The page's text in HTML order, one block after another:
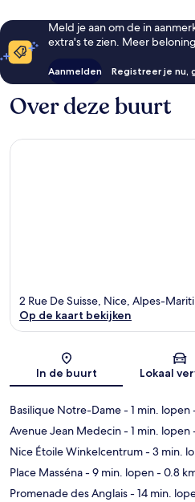
Meld je aan om de in
extra's te zien. Meer
Aanmelden Registreer je nu,
Over deze buurt
2 Rue De Suisse, Nice, Alpes-
Op de kaart bekijken
In de buurt Lokaal
Basilique Notre-Dame- 1 min. lopen
Avenue Jean Medecin- 1 min. lopen
Nice Étoile Winkelcentrum- 3 min.
Place Masséna- 9 min. lopen- 0.8
Promenade des Anglais- 14 min.